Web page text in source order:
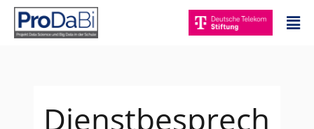
Zum
Inhalt
springen
Dienstbesprech